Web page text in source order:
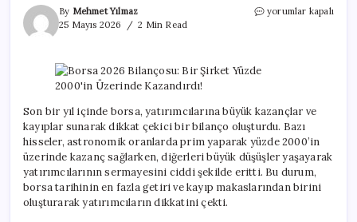
By Mehmet Yılmaz
25 Mayıs 2026
2 Min Read
Borsa
Üzerinde
Kazandırdı!
için
yorumlar kapalı
Son bir yıl içinde borsa, yatırımcılarına büyük kazançlar ve
kayıplar sunarak dikkat çekici bir bilanço oluşturdu. Bazı
hisseler, astronomik oranlarda prim yaparak yüzde 2000’in
üzerinde kazanç sağlarken, diğerleri büyük düşüşler yaşayarak
yatırımcılarının sermayesini ciddi şekilde eritti. Bu durum,
borsa tarihinin en fazla getiri ve kayıp makaslarından birini
oluşturarak yatırımcıların dikkatini çekti.